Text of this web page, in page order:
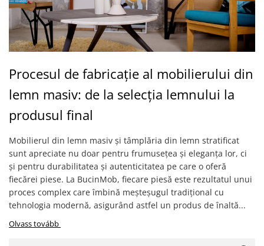
Procesul de fabricație al mobilierului din
lemn masiv: de la selecția lemnului la
produsul final
Mobilierul din lemn masiv și tâmplăria din lemn stratificat
sunt apreciate nu doar pentru frumusețea și eleganța lor, ci
și pentru durabilitatea și autenticitatea pe care o oferă
fiecărei piese. La BucinMob, fiecare piesă este rezultatul unui
proces complex care îmbină meșteșugul tradițional cu
tehnologia modernă, asigurând astfel un produs de înaltă...
Olvass tovább